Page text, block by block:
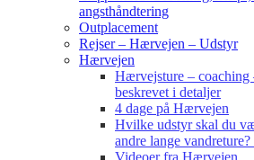
angsthåndtering
Outplacement
Rejser – Hærvejen – Udstyr
Hærvejen
Hærvejsture –
beskrevet i detaljer
4 dage på Hærvejen
Hvilke udstyr skal du
andre lange
Videoer fra Hærvejen